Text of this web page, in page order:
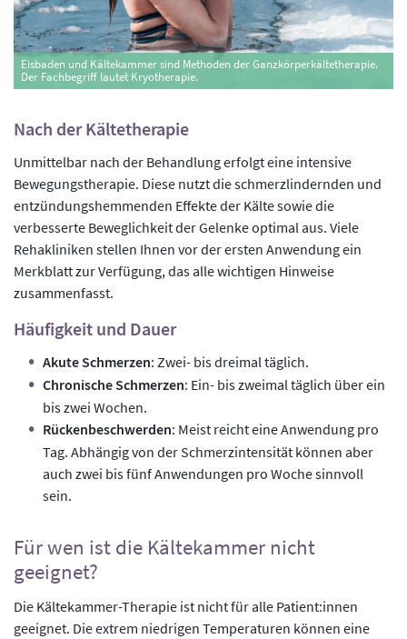
Eisbaden und Kältekammer sind Methoden der Ganzkörperkältetherapie.
Der Fachbegriff lautet Kryotherapie.
Nach der Kältetherapie
Unmittelbar nach der Behandlung erfolgt eine intensive
Bewegungstherapie. Diese nutzt die schmerzlindernden und
entzündungshemmenden Effekte der Kälte sowie die
verbesserte Beweglichkeit der Gelenke optimal aus. Viele
Rehakliniken stellen Ihnen vor der ersten Anwendung ein
Merkblatt zur Verfügung, das alle wichtigen Hinweise
zusammenfasst.
Häufigkeit und Dauer
Akute Schmerzen: Zwei- bis dreimal täglich.
Chronische Schmerzen: Ein- bis zweimal täglich über ein
bis zwei Wochen.
Rückenbeschwerden: Meist reicht eine Anwendung pro
Tag. Abhängig von der Schmerzintensität können aber
auch zwei bis fünf Anwendungen pro Woche sinnvoll
sein.
Für wen ist die Kältekammer nicht
geeignet?
Die Kältekammer-Therapie ist nicht für alle Patient:innen
geeignet. Die extrem niedrigen Temperaturen können eine